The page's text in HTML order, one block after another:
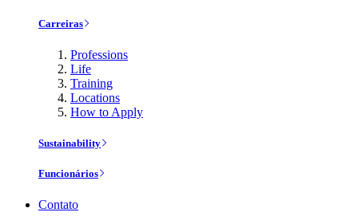
Carreiras
Professions
Life
Training
Locations
How to Apply
Sustainability
Funcionários
Contato